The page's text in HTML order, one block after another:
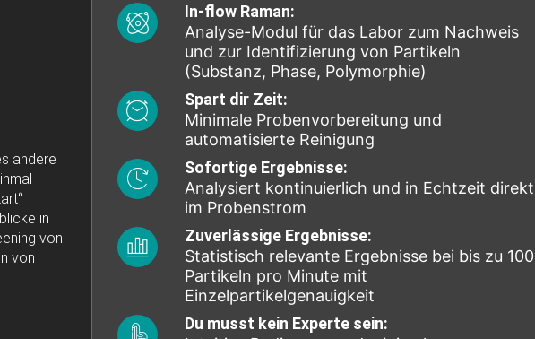
andere
in
von
von
In-flow Raman:
Analyse-Modul für das Labor zum Nachweis
und zur Identifizierung von Partikeln
(Substanz, Phase, Polymorphie)
Spart dir Zeit:
Minimale Probenvorbereitung und
automatisierte Reinigung
Sofortige Ergebnisse:
Analysiert kontinuierlich und in Echtzeit direkt
im Probenstrom
Zuverlässige Ergebnisse:
Statistisch relevante Ergebnisse bei bis zu 100
Partikeln pro Minute mit
Einzelpartikelgenauigkeit
Du musst kein Experte sein: